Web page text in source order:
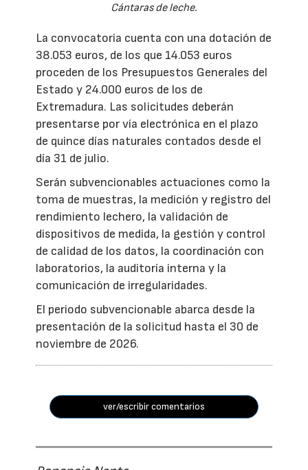
Cántaras de leche.
La convocatoria cuenta con una dotación de
38.053 euros, de los que 14.053 euros
proceden de los Presupuestos Generales del
Estado y 24.000 euros de los de
Extremadura. Las solicitudes deberán
presentarse por vía electrónica en el plazo
de quince días naturales contados desde el
día 31 de julio.
Serán subvencionables actuaciones como la
toma de muestras, la medición y registro del
rendimiento lechero, la validación de
dispositivos de medida, la gestión y control
de calidad de los datos, la coordinación con
laboratorios, la auditoría interna y la
comunicación de irregularidades.
El periodo subvencionable abarca desde la
presentación de la solicitud hasta el 30 de
noviembre de 2026.
ver/escribir comentarios